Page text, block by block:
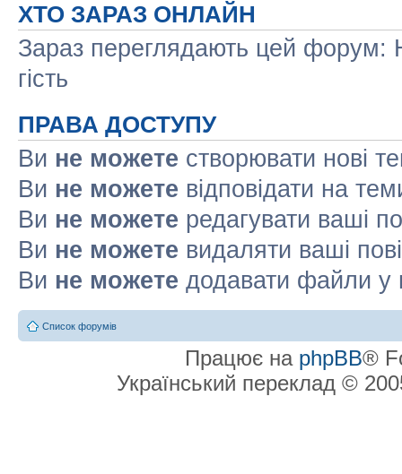
ХТО ЗАРАЗ ОНЛАЙН
Зараз переглядають цей форум:
гість
ПРАВА ДОСТУПУ
Ви не можете створювати нові
Ви не можете відповідати на
Ви не можете редагувати ваші
Ви не можете видаляти ваші
Ви не можете додавати файли у
Список форумів
Працює на phpBB®
Український переклад ©